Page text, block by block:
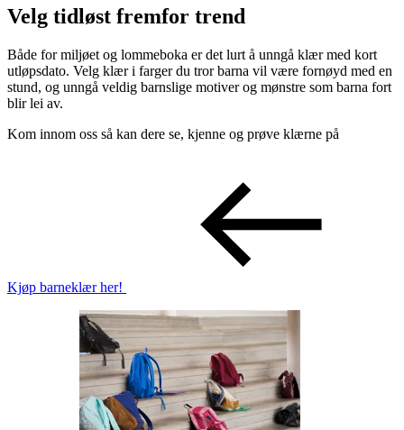
Velg tidløst fremfor trend
Både for miljøet og lommeboka er det lurt å unngå klær med kort
utløpsdato. Velg klær i farger du tror barna vil være fornøyd med en
stund, og unngå veldig barnslige motiver og mønstre som barna fort
blir lei av.
Kom innom oss så kan dere se, kjenne og prøve klærne på
Kjøp barneklær her!